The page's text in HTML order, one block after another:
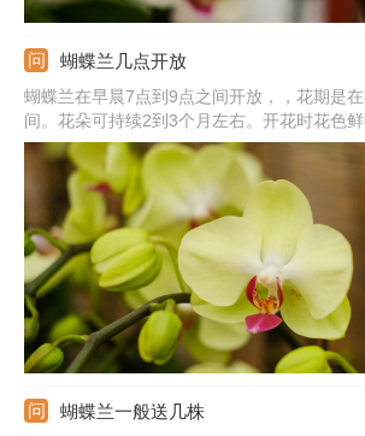
蝴蝶兰几点开放
蝴蝶兰在早晨7点到9点之间开放，，花期是
间。花朵可持续2到3个月左右。开花时花色
美，就像飞舞的蝴蝶一样，观赏价值极高。
红色的、紫色的、粉红色，很多品种还带有
花要注意平时的养护，提供适宜的环境才行。
蝴蝶兰一般送几株